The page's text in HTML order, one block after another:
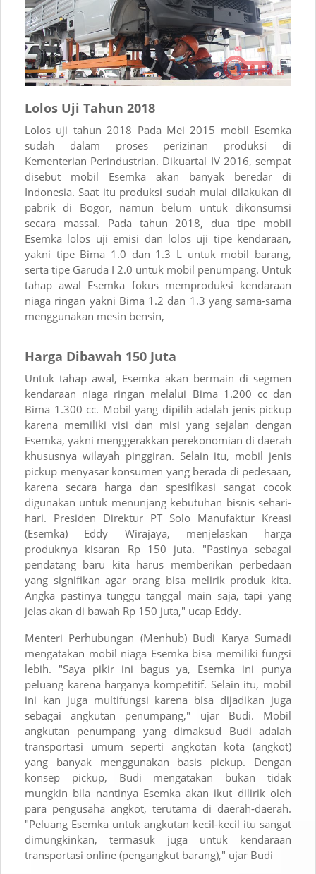
Lolos Uji Tahun 2018
Lolos uji tahun 2018 Pada Mei 2015 mobil Esemka
sudah dalam proses perizinan produksi di
Kementerian Perindustrian. Dikuartal IV 2016, sempat
disebut mobil Esemka akan banyak beredar di
Indonesia. Saat itu produksi sudah mulai dilakukan di
pabrik di Bogor, namun belum untuk dikonsumsi
secara massal. Pada tahun 2018, dua tipe mobil
Esemka lolos uji emisi dan lolos uji tipe kendaraan,
yakni tipe Bima 1.0 dan 1.3 L untuk mobil barang,
serta tipe Garuda I 2.0 untuk mobil penumpang. Untuk
tahap awal Esemka fokus memproduksi kendaraan
niaga ringan yakni Bima 1.2 dan 1.3 yang sama-sama
menggunakan mesin bensin,
Harga Dibawah 150 Juta
Untuk tahap awal, Esemka akan bermain di segmen
kendaraan niaga ringan melalui Bima 1.200 cc dan
Bima 1.300 cc. Mobil yang dipilih adalah jenis pickup
karena memiliki visi dan misi yang sejalan dengan
Esemka, yakni menggerakkan perekonomian di daerah
khususnya wilayah pinggiran. Selain itu, mobil jenis
pickup menyasar konsumen yang berada di pedesaan,
karena secara harga dan spesifikasi sangat cocok
digunakan untuk menunjang kebutuhan bisnis sehari-
hari. Presiden Direktur PT Solo Manufaktur Kreasi
(Esemka) Eddy Wirajaya, menjelaskan harga
produknya kisaran Rp 150 juta. "Pastinya sebagai
pendatang baru kita harus memberikan perbedaan
yang signifikan agar orang bisa melirik produk kita.
Angka pastinya tunggu tanggal main saja, tapi yang
jelas akan di bawah Rp 150 juta," ucap Eddy.
Menteri Perhubungan (Menhub) Budi Karya Sumadi
mengatakan mobil niaga Esemka bisa memiliki fungsi
lebih. "Saya pikir ini bagus ya, Esemka ini punya
peluang karena harganya kompetitif. Selain itu, mobil
ini kan juga multifungsi karena bisa dijadikan juga
sebagai angkutan penumpang," ujar Budi. Mobil
angkutan penumpang yang dimaksud Budi adalah
transportasi umum seperti angkotan kota (angkot)
yang banyak menggunakan basis pickup. Dengan
konsep pickup, Budi mengatakan bukan tidak
mungkin bila nantinya Esemka akan ikut dilirik oleh
para pengusaha angkot, terutama di daerah-daerah.
"Peluang Esemka untuk angkutan kecil-kecil itu sangat
dimungkinkan, termasuk juga untuk kendaraan
transportasi online (pengangkut barang)," ujar Budi